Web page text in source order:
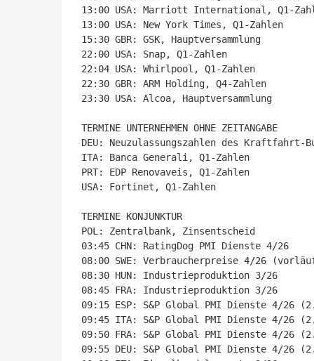
13:00 USA: Marriott International, Q1-
13:00 USA: New York Times, Q1-Zahlen
15:30 GBR: GSK, Hauptversammlung
22:00 USA: Snap, Q1-Zahlen
22:04 USA: Whirlpool, Q1-Zahlen
22:30 GBR: ARM Holding, Q4-Zahlen
23:30 USA: Alcoa, Hauptversammlung
TERMINE UNTERNEHMEN OHNE ZEITANGABE
DEU: Neuzulassungszahlen des Kraftfahrt-
ITA: Banca Generali, Q1-Zahlen
PRT: EDP Renovaveis, Q1-Zahlen
USA: Fortinet, Q1-Zahlen
TERMINE KONJUNKTUR
POL: Zentralbank, Zinsentscheid
03:45 CHN: RatingDog PMI Dienste 4/26
08:00 SWE: Verbraucherpreise 4/26
08:30 HUN: Industrieproduktion 3/26
08:45 FRA: Industrieproduktion 3/26
09:15 ESP: S&P Global PMI Dienste 4/26
09:45 ITA: S&P Global PMI Dienste 4/26
09:50 FRA: S&P Global PMI Dienste 4/26
09:55 DEU: S&P Global PMI Dienste 4/26